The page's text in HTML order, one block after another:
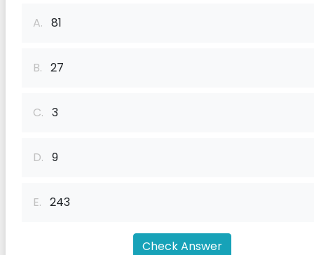
A. 81
B. 27
C. 3
D. 9
E. 243
Check Answer